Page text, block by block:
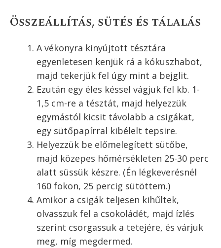
Összeállítás, sütés és tálalás
A vékonyra kinyújtott tésztára
egyenletesen kenjük rá a kókuszhabot,
majd tekerjük fel úgy mint a bejglit.
Ezután egy éles késsel vágjuk fel kb. 1-
1,5 cm-re a tésztát, majd helyezzük
egymástól kicsit távolabb a csigákat,
egy sütőpapírral kibélelt tepsire.
Helyezzük be előmelegített sütőbe,
majd közepes hőmérsékleten 25-30 perc
alatt süssük készre. (Én légkeverésnél
160 fokon, 25 percig sütöttem.)
Amikor a csigák teljesen kihűltek,
olvasszuk fel a csokoládét, majd ízlés
szerint csorgassuk a tetejére, és várjuk
meg, míg megdermed.